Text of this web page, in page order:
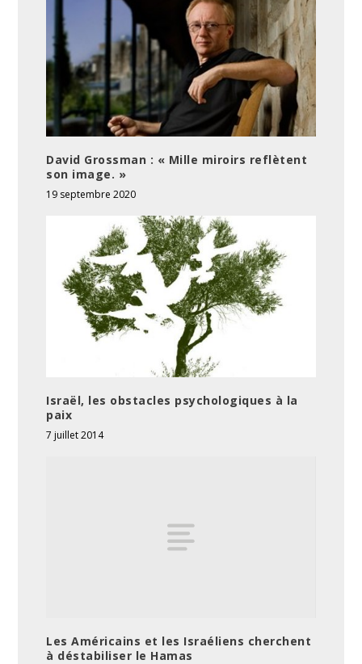
David Grossman : « Mille miroirs reflètent
son image. »
19 septembre 2020
Israël, les obstacles psychologiques à la
paix
7 juillet 2014
Les Américains et les Israéliens cherchent
à déstabiliser le Hamas